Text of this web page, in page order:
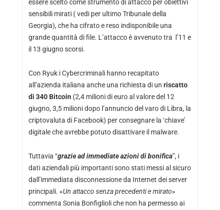
essere scelto come strumento di attacco per obiettivi
sensibili mirati ( vedi per ultimo Tribunale della
Georgia), che ha cifrato e reso indisponibile una
grande quantità di file. L’attacco è avvenuto tra l’11 e
il 13 giugno scorsi.
Con Ryuk i Cybercriminali hanno recapitato
all’azienda italiana anche una richiesta di un riscatto
di 340 Bitcoin (2,4 milioni di euro al valore del 12
giugno, 3,5 milioni dopo l’annuncio del varo di Libra, la
criptovaluta di Facebook) per consegnare la ‘chiave’
digitale che avrebbe potuto disattivare il malware.
Tuttavia “grazie ad immediate azioni di bonifica”, i
dati aziendali più importanti sono stati messi al sicuro
dall’immediata disconnessione da Internet dei server
principali. «Un attacco senza precedenti e mirato»
commenta Sonia Bonfiglioli che non ha permesso ai